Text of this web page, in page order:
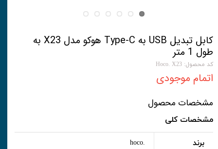
کابل تبدیل USB به Type-C هوکو مدل X23 به
طول 1 متر
کد محصول: Hoco. X23
اتمام موجودی
مشخصات محصول
مشخصات کلی
برند .hoco